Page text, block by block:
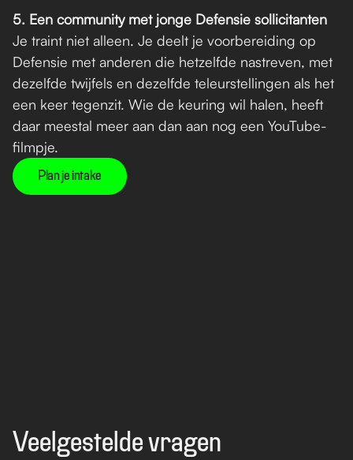
5. Een community met jonge Defensie sollicitanten
Je traint niet alleen. Je deelt je voorbereiding op
Defensie met anderen die hetzelfde nastreven, met
dezelfde twijfels en dezelfde teleurstellingen als het
een keer tegenzit. Wie de keuring wil halen, heeft
daar meestal meer aan dan aan nog een YouTube-
filmpje.
Plan je intake
Veelgestelde vragen